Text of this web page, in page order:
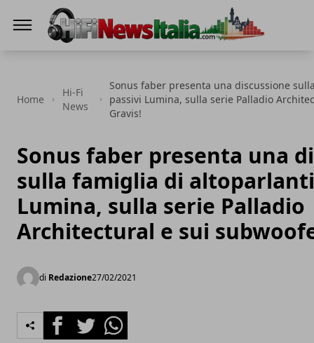
Home
Hi-Fi
News
Sonus faber presenta una discussione
passivi Lumina, sulla serie Palladio
Gravis!
Sonus faber presenta una
sulla famiglia di
Lumina, sulla serie Palladio
Architectural e sui
di Redazione27/02/2021
FacebookTwitterWhatsapp